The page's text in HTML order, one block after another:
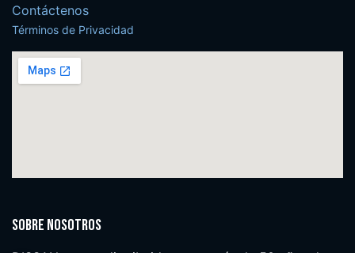
Contáctenos
Términos de Privacidad
Sobre nosotros